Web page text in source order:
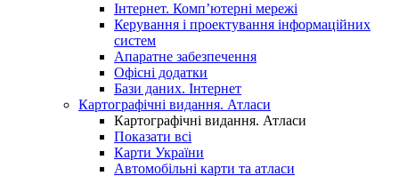
Інтернет. Комп’ютерні мережі
Керування і проектування інформаційних
систем
Апаратне забезпечення
Офісні додатки
Бази даних. Інтернет
Картографічні видання. Атласи
Картографічні видання. Атласи
Показати всі
Карти України
Автомобільні карти та атласи